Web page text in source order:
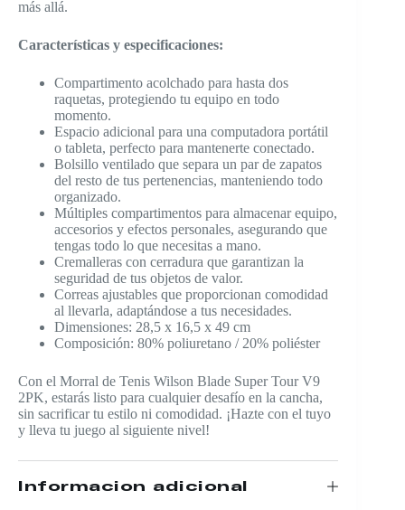
más allá.
Características y especificaciones:
Compartimento acolchado para hasta dos
raquetas, protegiendo tu equipo en todo
momento.
Espacio adicional para una computadora portátil
o tableta, perfecto para mantenerte conectado.
Bolsillo ventilado que separa un par de zapatos
del resto de tus pertenencias, manteniendo todo
organizado.
Múltiples compartimentos para almacenar equipo,
accesorios y efectos personales, asegurando que
tengas todo lo que necesitas a mano.
Cremalleras con cerradura que garantizan la
seguridad de tus objetos de valor.
Correas ajustables que proporcionan comodidad
al llevarla, adaptándose a tus necesidades.
Dimensiones: 28,5 x 16,5 x 49 cm
Composición: 80% poliuretano / 20% poliéster
Con el Morral de Tenis Wilson Blade Super Tour V9
2PK, estarás listo para cualquier desafío en la cancha,
sin sacrificar tu estilo ni comodidad. ¡Hazte con el tuyo
y lleva tu juego al siguiente nivel!
Información adicional